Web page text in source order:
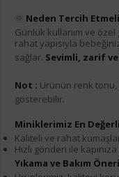
🌞 Neden Tercih
Günlük kullanım ve özel
rahat yapısıyla
sağlar. Sevimli, zarif
Not : Ürünün renk tonu,
gösterebilir.
Miniklerimiz En
Kaliteli ve rahat
Hızlı gönderi ile
Yıkama ve Bakım